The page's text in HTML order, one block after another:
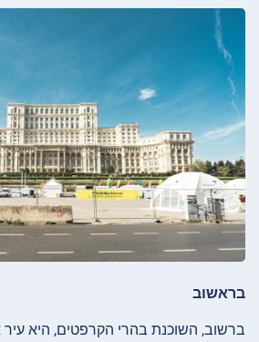
בראשוב
ברשוב, השוכנת בהרי הקרפטים, היא עיר